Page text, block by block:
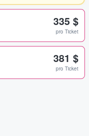
335 $
pro Ticket
381 $
pro Ticket